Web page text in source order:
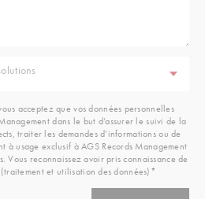
acceptez que vos données personnelles
dans le but d’assurer le suivi de la
traiter les demandes d’informations ou de
à usage exclusif à AGS Records Management
Vous reconnaissez avoir pris connaissance de
et utilisation des données)*